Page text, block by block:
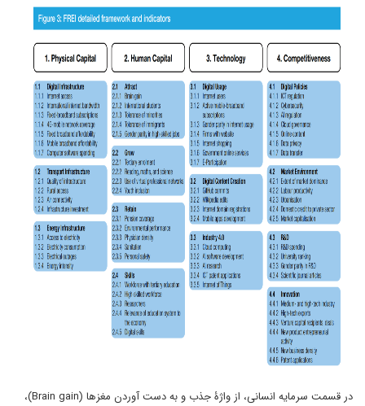
در قسمت سرمایه انسانی، از واژۀ جذب و به دست آوردن مغزها (Brain gain)،